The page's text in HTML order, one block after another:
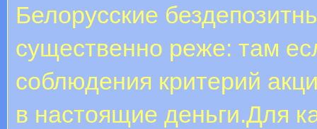
Белорусские
существенно реже: там
соблюдения критерий
в настоящие деньги.Для